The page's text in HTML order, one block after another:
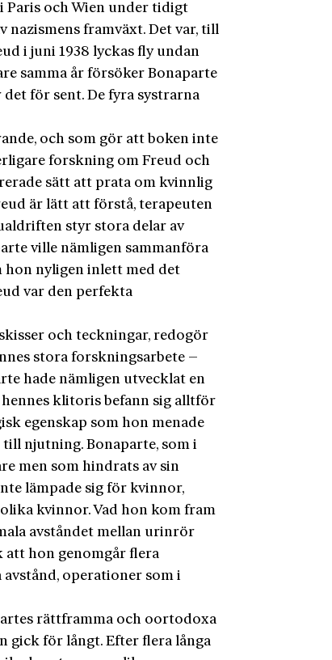
Paris och Wien under tidigt
nazismens framväxt. Det var, till
i juni 1938 lyckas fly undan
samma år försöker Bonaparte
det för sent. De fyra systrarna
och som gör att boken inte
forskning om Freud och
sätt att prata om kvinnlig
är lätt att förstå, terapeuten
styr stora delar av
ville nämligen sammanföra
hon nyligen inlett med det
var den perfekta
och teckningar, redogör
stora forskningsarbete –
hade nämligen utvecklat en
klitoris befann sig alltför
egenskap som hon menade
njutning. Bonaparte, som i
men som hindrats av sin
lämpade sig för kvinnor,
kvinnor. Vad hon kom fram
avståndet mellan urinrör
att hon genomgår flera
operationer som i
rättframma och oortodoxa
gick för långt. Efter flera långa